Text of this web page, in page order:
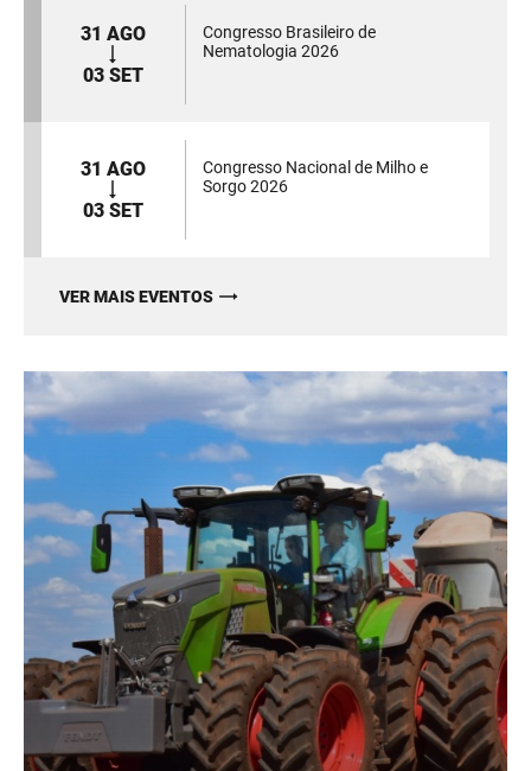
31 AGO
03 SET
Congresso Brasileiro de
Nematologia 2026
31 AGO
03 SET
Congresso Nacional de Milho e
Sorgo 2026
VER MAIS EVENTOS